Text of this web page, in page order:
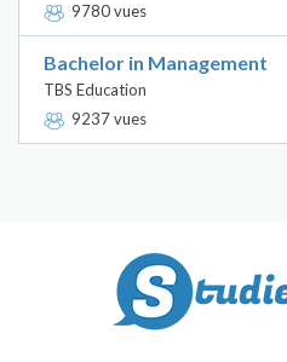
9780 vues
Bachelor in Management
TBS Education
9237 vues